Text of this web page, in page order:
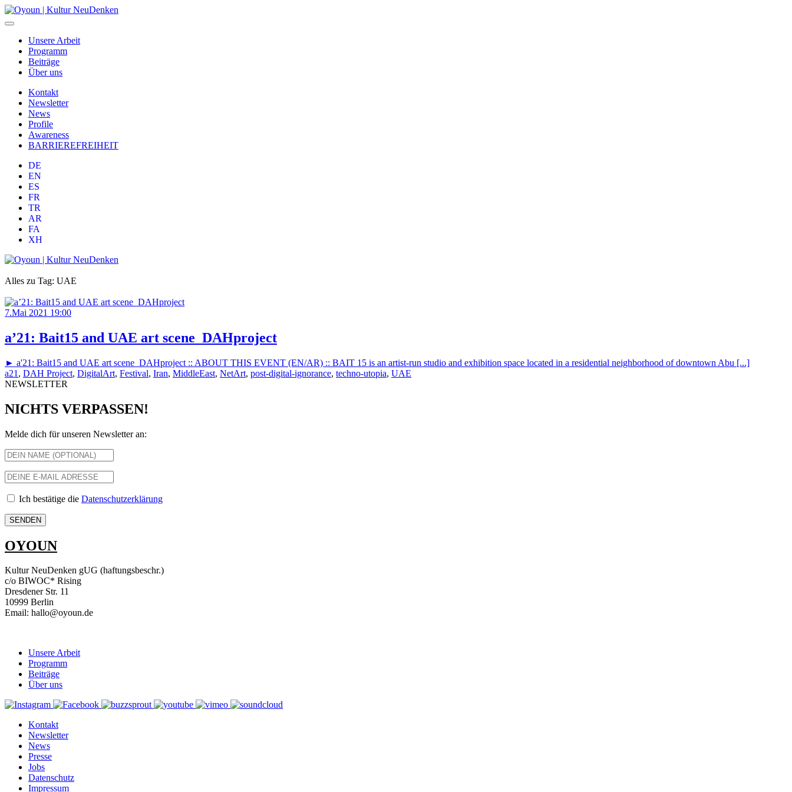
Unsere Arbeit
Programm
Beiträge
Über uns
Kontakt
Newsletter
News
Profile
Awareness
BARRIEREFREIHEIT
DE
EN
ES
FR
TR
AR
FA
XH
Alles zu Tag: UAE
7.Mai 2021 19:00
a’21: Bait15 and UAE art scene_DAHproject
► a'21: Bait15 and UAE art scene_DAHproject :: ABOUT THIS EVENT (EN/AR) :: BAIT 15 is an artist-run studio and exhibition space located in a residential neighborhood of downtown Abu [...]
a21 , DAH Project, DigitalArt, Festival, Iran, MiddleEast, NetArt, post-digital-ignorance, techno-utopia, UAE
NEWSLETTER
NICHTS VERPASSEN!
Melde dich für unseren Newsletter an:
Ich bestätige die Datenschutzerklärung
OYOUN
Kultur NeuDenken gUG (haftungsbeschr.)
c/o BIWOC* Rising
Dresdener Str. 11
10999 Berlin
Email: hallo@oyoun.de
Unsere Arbeit
Programm
Beiträge
Über uns
Kontakt
Newsletter
News
Presse
Jobs
Datenschutz
Impressum